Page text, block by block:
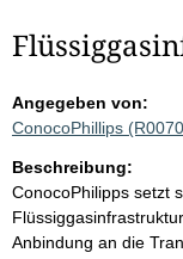
Angegeben von:
ConocoPhillips
Beschreibung:
ConocoPhilipps setzt
Anbindung an die